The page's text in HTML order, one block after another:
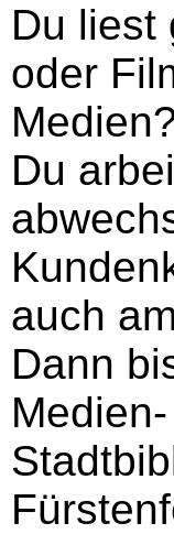
Du liest
oder
Du
auch
Dann